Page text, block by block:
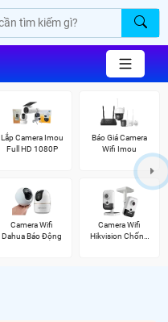
Lắp Camera Imou
Full HD 1080P
Báo Giá Camera
Wifi Imou
Camera Wifi
Dahua Báo Động
Camera Wifi
Hikvision Chống